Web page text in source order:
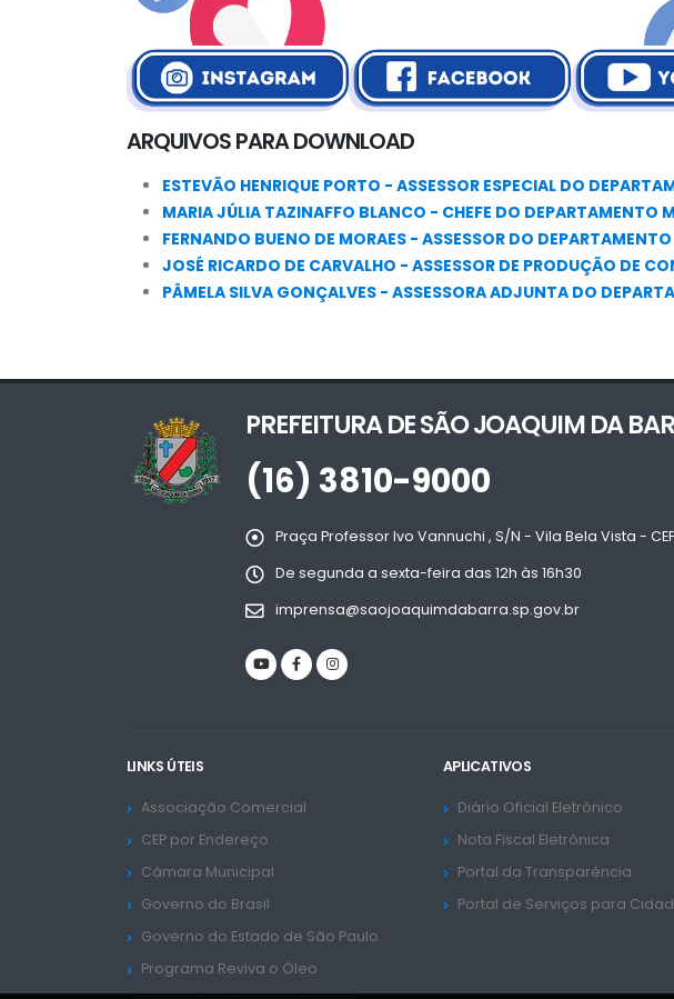
ARQUIVOS PARA DOWNLOAD
ESTEVÃO HENRIQUE PORTO - ASSESSOR ESPECIAL DO
MARIA JÚLIA TAZINAFFO BLANCO - CHEFE DO
FERNANDO BUENO DE MORAES - ASSESSOR DO
JOSÉ RICARDO DE CARVALHO - ASSESSOR DE PRODUÇÃO DE
PÂMELA SILVA GONÇALVES - ASSESSORA ADJUNTA DO
PREFEITURA DE SÃO JOAQUIM DA
(16) 3810-9000
Praça Professor Ivo Vannuchi , S/N - Vila Bela Vista -
De segunda a sexta-feira das 12h às 16h30
imprensa@saojoaquimdabarra.sp.gov.br
LINKS ÚTEIS
Associação Comercial
CEP por Endereço
Câmara Municipal
Governo do Brasil
Governo do Estado de São Paulo
Programa Reviva o Óleo
APLICATIVOS
Diário Oficial Eletrônico
Nota Fiscal Eletrônica
Portal da Transparência
Portal de Serviços para